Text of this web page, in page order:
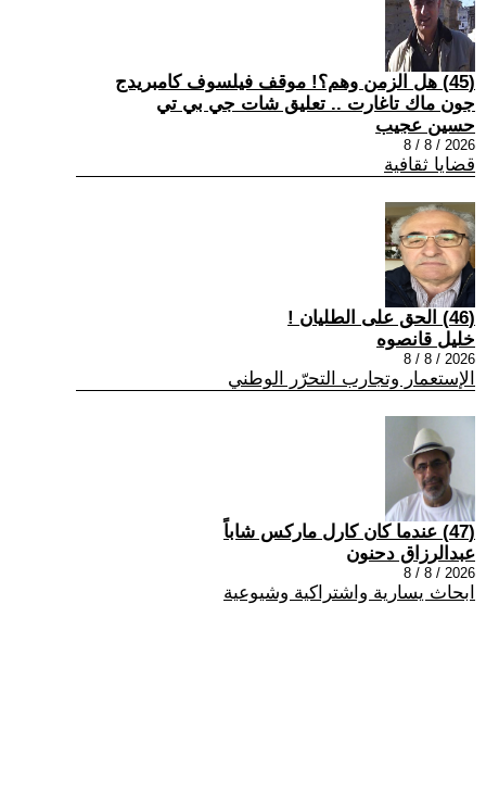
(45) هل الزمن وهم؟! موقف فيلسوف كامبريدج
جون ماك تاغارت .. تعليق شات جي بي تي
حسين عجيب
2026 / 8 / 8
قضايا ثقافية
(46) الحق على الطليان !
خليل قانصوه
2026 / 8 / 8
الإستعمار وتجارب التحرّر الوطني
(47) عندما كان كارل ماركس شاباً
عبدالرزاق دحنون
2026 / 8 / 8
ابحاث يسارية واشتراكية وشيوعية